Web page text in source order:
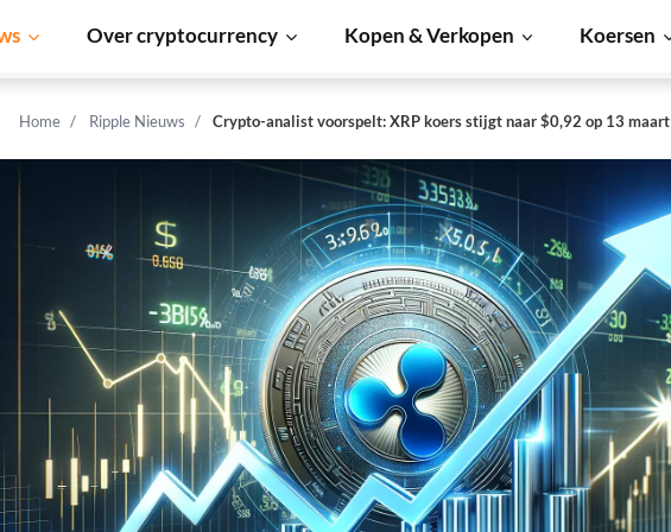
Over cryptocurrency Kopen & Verkopen Koersen
Home Ripple Nieuws Crypto-analist voorspelt: XRP koers stijgt naar $0,92 op 13 maart